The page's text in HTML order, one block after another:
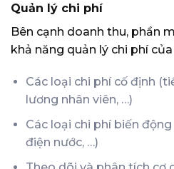
Quản lý chi phí
Bên cạnh doanh thu, phần
khả năng quản lý chi phí
Các loại chi phí cố định
lương nhân viên, …)
Các loại chi phí biến
điện nước, …)